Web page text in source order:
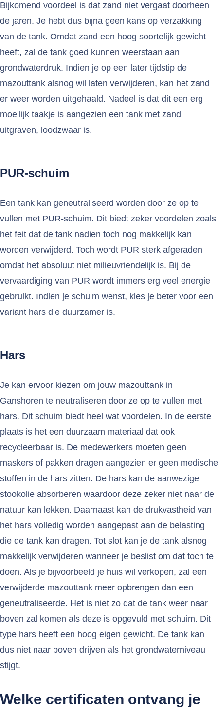
Bijkomend voordeel is dat zand niet vergaat doorheen
de jaren. Je hebt dus bijna geen kans op verzakking
van de tank. Omdat zand een hoog soortelijk gewicht
heeft, zal de tank goed kunnen weerstaan aan
grondwaterdruk. Indien je op een later tijdstip de
mazouttank alsnog wil laten verwijderen, kan het zand
er weer worden uitgehaald. Nadeel is dat dit een erg
moeilijk taakje is aangezien een tank met zand
uitgraven, loodzwaar is.
PUR-schuim
Een tank kan geneutraliseerd worden door ze op te
vullen met PUR-schuim. Dit biedt zeker voordelen zoals
het feit dat de tank nadien toch nog makkelijk kan
worden verwijderd. Toch wordt PUR sterk afgeraden
omdat het absoluut niet milieuvriendelijk is. Bij de
vervaardiging van PUR wordt immers erg veel energie
gebruikt. Indien je schuim wenst, kies je beter voor een
variant hars die duurzamer is.
Hars
Je kan ervoor kiezen om jouw mazouttank in
Ganshoren te neutraliseren door ze op te vullen met
hars. Dit schuim biedt heel wat voordelen. In de eerste
plaats is het een duurzaam materiaal dat ook
recycleerbaar is. De medewerkers moeten geen
maskers of pakken dragen aangezien er geen medische
stoffen in de hars zitten. De hars kan de aanwezige
stookolie absorberen waardoor deze zeker niet naar de
natuur kan lekken. Daarnaast kan de drukvastheid van
het hars volledig worden aangepast aan de belasting
die de tank kan dragen. Tot slot kan je de tank alsnog
makkelijk verwijderen wanneer je beslist om dat toch te
doen. Als je bijvoorbeeld je huis wil verkopen, zal een
verwijderde mazouttank meer opbrengen dan een
geneutraliseerde. Het is niet zo dat de tank weer naar
boven zal komen als deze is opgevuld met schuim. Dit
type hars heeft een hoog eigen gewicht. De tank kan
dus niet naar boven drijven als het grondwaterniveau
stijgt.
Welke certificaten ontvang je